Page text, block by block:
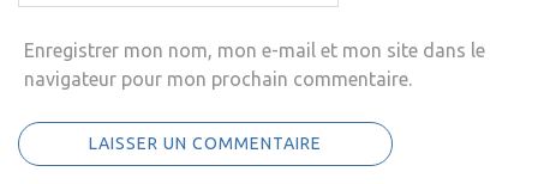
Enregistrer mon nom, mon e-mail et mon site dans le
navigateur pour mon prochain commentaire.